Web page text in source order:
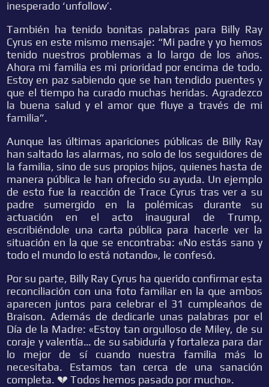
inesperado ‘unfollow’.
También ha tenido bonitas palabras para Billy Ray
Cyrus en este mismo mensaje: “Mi padre y yo hemos
tenido nuestros problemas a lo largo de los años.
Ahora mi familia es mi prioridad por encima de todo.
Estoy en paz sabiendo que se han tendido puentes y
que el tiempo ha curado muchas heridas. Agradezco
la buena salud y el amor que fluye a través de mi
familia”.
Aunque las últimas apariciones públicas de Billy Ray
han saltado las alarmas, no solo de los seguidores de
la familia, sino de sus propios hijos, quienes hasta de
manera pública le han ofrecido su ayuda. Un ejemplo
de esto fue la reacción de Trace Cyrus tras ver a su
padre sumergido en la polémicas durante su
actuación en el acto inaugural de Trump,
escribiéndole una carta pública para hacerle ver la
situación en la que se encontraba: «No estás sano y
todo el mundo lo está notando», le confesó.
Por su parte, Billy Ray Cyrus ha querido confirmar esta
reconciliación con una foto familiar en la que ambos
aparecen juntos para celebrar el 31 cumpleaños de
Braison. Además de dedicarle unas palabras por el
Día de la Madre: «Estoy tan orgulloso de Miley, de su
coraje y valentía… de su sabiduría y fortaleza para dar
lo mejor de sí cuando nuestra familia más lo
necesitaba. Estamos tan cerca de una sanación
completa. 💔 Todos hemos pasado por mucho».